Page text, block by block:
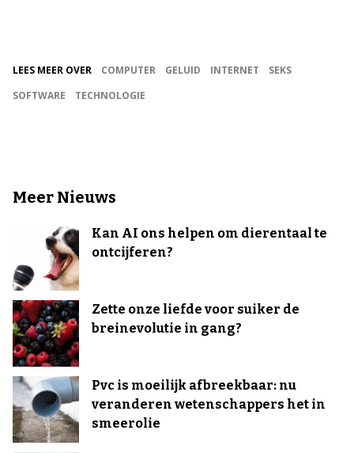
LEES MEER OVER COMPUTER GELUID INTERNET
SEKS
SOFTWARE
TECHNOLOGIE
Meer Nieuws
Kan AI ons helpen om dierentaal te
ontcijferen?
Zette onze liefde voor suiker de
breinevolutie in gang?
Pvc is moeilijk afbreekbaar: nu
veranderen wetenschappers het in
smeerolie